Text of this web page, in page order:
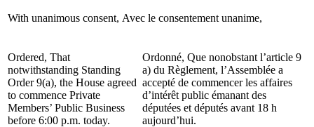
With unanimous consent, Avec le consentement unanime,
Ordered, That
notwithstanding Standing
Order 9(a), the House agreed
to commence Private
Members’ Public Business
before 6:00 p.m. today.
Ordonné, Que nonobstant l’article 9
a) du Règlement, l’Assemblée a
accepté de commencer les affaires
d’intérêt public émanant des
députées et députés avant 18 h
aujourd’hui.